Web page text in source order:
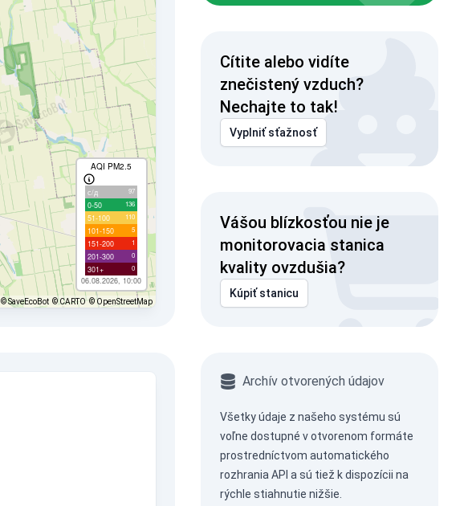
AQI PM2.5
с/д 97
0-50 136
51-100 110
101-150 5
151-200 1
201-300 0
301+ 0
06.08.2026, 10:00
© SaveEcoBot © CARTO © OpenStreetMap
Cítite alebo vidíte
znečistený vzduch?
Nechajte to tak!
Vyplniť sťažnosť
Vášou blízkosťou nie je
monitorovacia stanica
kvality ovzdušia?
Kúpiť stanicu
Archív otvorených údajov
Všetky údaje z našeho systému sú
voľne dostupné v otvorenom formáte
prostredníctvom automatického
rozhrania API a sú tiež k dispozícii na
rýchle stiahnutie nižšie.